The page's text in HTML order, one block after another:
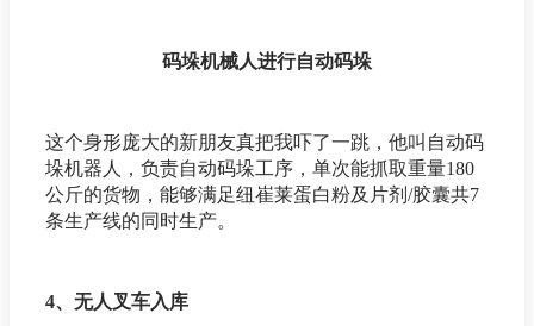
码垛机械人进行自动码垛
这个身形庞大的新朋友真把我吓了一跳，他叫自动码
垛机器人，负责自动码垛工序，单次能抓取重量180
公斤的货物，能够满足纽崔莱蛋白粉及片剂/胶囊共7
条生产线的同时生产。
4、无人叉车入库